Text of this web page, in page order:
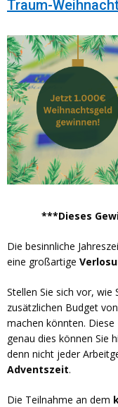
Traum-
***Dieses
Die besinnliche
eine großartige
Stellen Sie sich vor, wie
zusätzlichen Budget
machen könnten.
genau dies können Sie
denn nicht jeder
Adventszeit.
Die Teilnahme an dem